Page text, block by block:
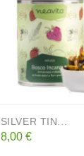
SILVER TIN...
Prezzo
8,00 €